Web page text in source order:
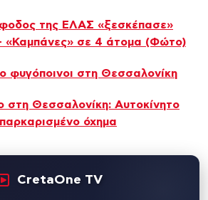
της ΕΛΑΣ «ξεσκέπασε»
«Καμπάνες» σε 4 άτομα (Φώτο)
φυγόποινοι στη Θεσσαλονίκη
στη Θεσσαλονίκη: Αυτοκίνητο
όχημα
CretaOne TV